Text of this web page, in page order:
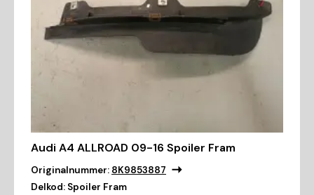
Audi A4 ALLROAD 09-16 Spoiler Fram
Originalnummer: 8K9853887
Delkod: Spoiler Fram